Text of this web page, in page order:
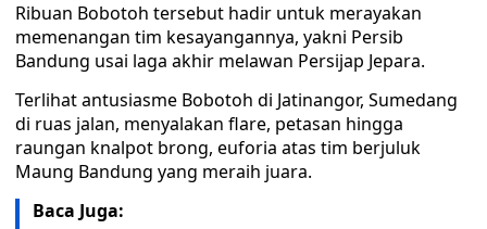
Ribuan Bobotoh tersebut hadir untuk merayakan
memenangan tim kesayangannya, yakni Persib
Bandung usai laga akhir melawan Persijap Jepara.
Terlihat antusiasme Bobotoh di Jatinangor, Sumedang
di ruas jalan, menyalakan flare, petasan hingga
raungan knalpot brong, euforia atas tim berjuluk
Maung Bandung yang meraih juara.
Baca Juga: